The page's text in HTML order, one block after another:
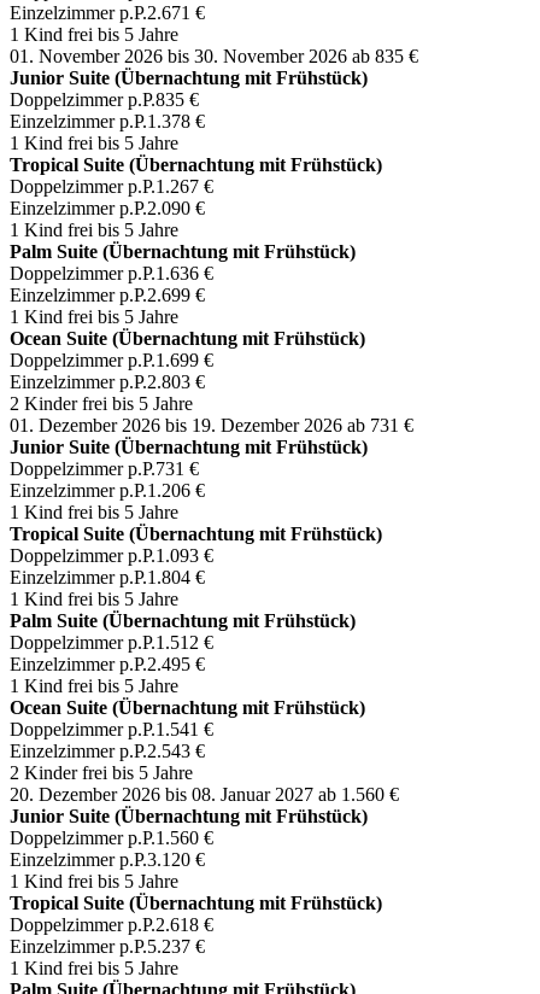
Einzelzimmer p.P.2.671 €
1 Kind frei bis 5 Jahre
01. November 2026 bis 30. November 2026 ab 835 €
Junior Suite (Übernachtung mit Frühstück)
Doppelzimmer p.P.835 €
Einzelzimmer p.P.1.378 €
1 Kind frei bis 5 Jahre
Tropical Suite (Übernachtung mit Frühstück)
Doppelzimmer p.P.1.267 €
Einzelzimmer p.P.2.090 €
1 Kind frei bis 5 Jahre
Palm Suite (Übernachtung mit Frühstück)
Doppelzimmer p.P.1.636 €
Einzelzimmer p.P.2.699 €
1 Kind frei bis 5 Jahre
Ocean Suite (Übernachtung mit Frühstück)
Doppelzimmer p.P.1.699 €
Einzelzimmer p.P.2.803 €
2 Kinder frei bis 5 Jahre
01. Dezember 2026 bis 19. Dezember 2026 ab 731 €
Junior Suite (Übernachtung mit Frühstück)
Doppelzimmer p.P.731 €
Einzelzimmer p.P.1.206 €
1 Kind frei bis 5 Jahre
Tropical Suite (Übernachtung mit Frühstück)
Doppelzimmer p.P.1.093 €
Einzelzimmer p.P.1.804 €
1 Kind frei bis 5 Jahre
Palm Suite (Übernachtung mit Frühstück)
Doppelzimmer p.P.1.512 €
Einzelzimmer p.P.2.495 €
1 Kind frei bis 5 Jahre
Ocean Suite (Übernachtung mit Frühstück)
Doppelzimmer p.P.1.541 €
Einzelzimmer p.P.2.543 €
2 Kinder frei bis 5 Jahre
20. Dezember 2026 bis 08. Januar 2027 ab 1.560 €
Junior Suite (Übernachtung mit Frühstück)
Doppelzimmer p.P.1.560 €
Einzelzimmer p.P.3.120 €
1 Kind frei bis 5 Jahre
Tropical Suite (Übernachtung mit Frühstück)
Doppelzimmer p.P.2.618 €
Einzelzimmer p.P.5.237 €
1 Kind frei bis 5 Jahre
Palm Suite (Übernachtung mit Frühstück)